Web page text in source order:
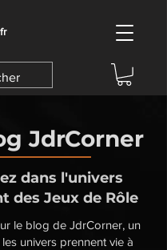
JdrCorner
dans l'univers
des Jeux de Rôle
le blog de JdrCorner, un
univers prennent vie à